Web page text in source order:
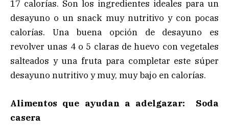
17 calorías. Son los ingredientes ideales para un
desayuno o un snack muy nutritivo y con pocas
calorías. Una buena opción de desayuno es
revolver unas 4 o 5 claras de huevo con vegetales
salteados y una fruta para completar este súper
desayuno nutritivo y muy, muy bajo en calorías.
Alimentos que ayudan a adelgazar: Soda
casera